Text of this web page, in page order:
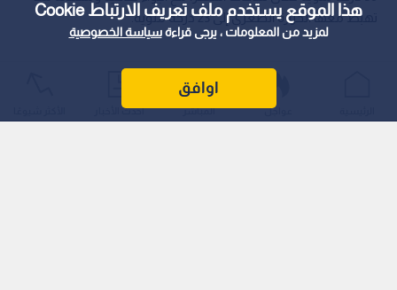
هذا الموقع يستخدم ملف تعريف الارتباط Cookie
لمزيد من المعلومات ، يرجى قراءةسياسة الخصوصية
اوافق
تهبط معها الحرارة الصغرى إلى 23 درجة مئوية.
عواجل المباشر أحدث الأخبار